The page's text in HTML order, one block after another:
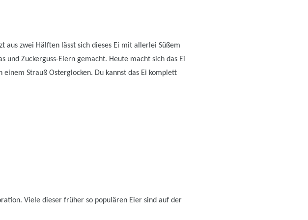
aus zwei Hälften lässt sich dieses Ei mit allerlei Süßem
und Zuckerguss-Eiern gemacht. Heute macht sich das Ei
Strauß Osterglocken. Du kannst das Ei komplett
Viele dieser früher so populären Eier sind auf der